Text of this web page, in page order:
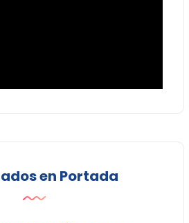
en Portada